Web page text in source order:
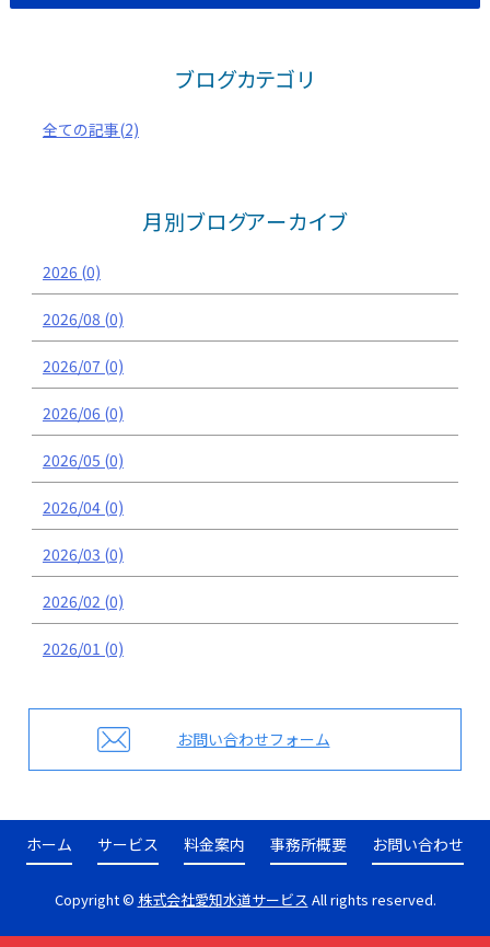
ブログカテゴリ
全ての記事(2)
月別ブログアーカイブ
2026 (0)
2026/08 (0)
2026/07 (0)
2026/06 (0)
2026/05 (0)
2026/04 (0)
2026/03 (0)
2026/02 (0)
2026/01 (0)
お問い合わせフォーム
ホーム サービス 料金案内 事務所概要 お問い合わせ
Copyright © 株式会社愛知水道サービス All rights reserved.